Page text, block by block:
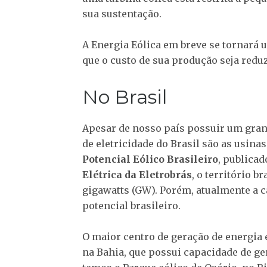
sua sustentação.
A Energia Eólica em breve se tornará
que o custo de sua produção seja
No Brasil
Apesar de nosso país possuir um
de eletricidade do Brasil são as
Potencial Eólico Brasileiro,
Elétrica da Eletrobrás, o território
gigawatts (GW). Porém, atualmente a
potencial brasileiro.
O maior centro de geração de
na Bahia, que possui capacidade de